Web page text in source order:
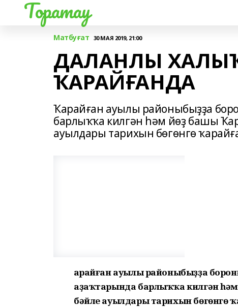
Торатау
Матбуғат 30 МАЯ 2019, 21:00
ДАЛАНЛЫ
ҠАРАЙҒАНДА
Ҡарайған ауылы районыбыҙҙа
барлыҡҡа килгән һәм йөҙ башы
ауылдары тарихын бөгөнгө
Ҡарайған ауылы районыбыҙҙа
аҙаҡтарында барлыҡҡа килгән
бәйле ауылдары тарихын бөгөнгө